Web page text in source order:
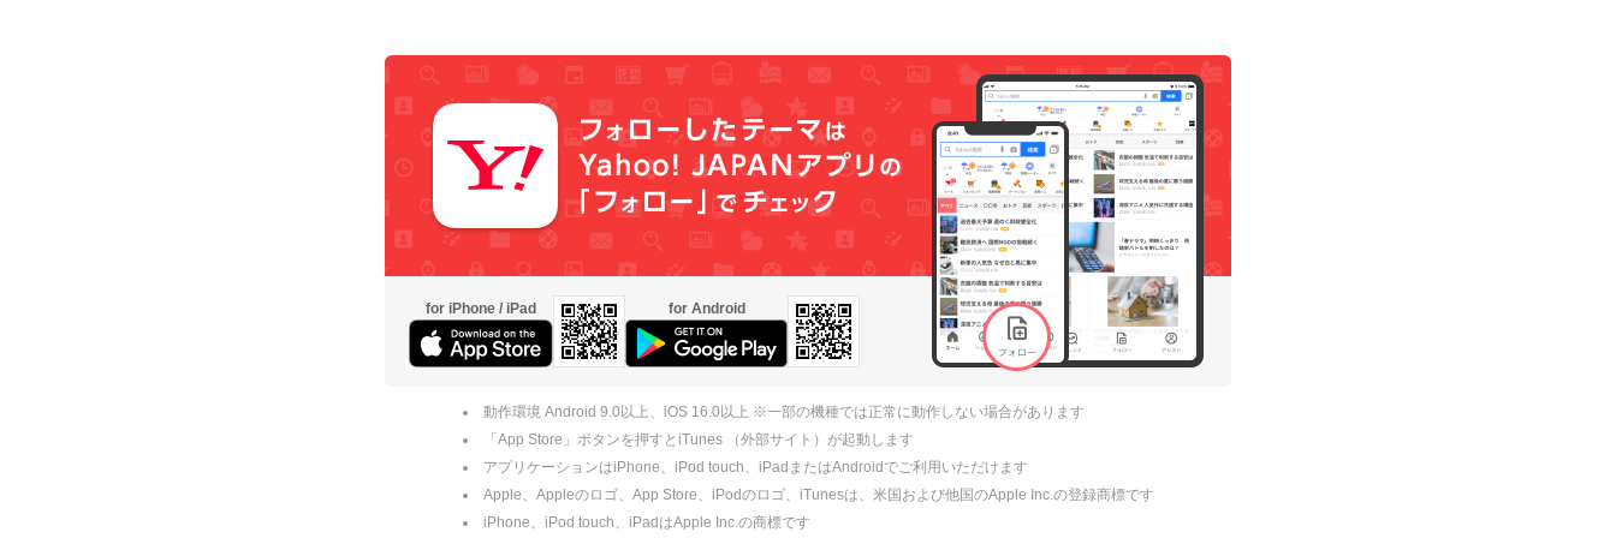
for iPhone / iPad for Android
動作環境 Android 9.0以上、iOS 16.0以上 ※一部の機種では正常に動作しない場合があります
「App Store」ボタンを押すとiTunes （外部サイト）が起動します
アプリケーションはiPhone、iPod touch、iPadまたはAndroidでご利用いただけます
Apple、Appleのロゴ、App Store、iPodのロゴ、iTunesは、米国および他国のApple Inc.の登録商標です
iPhone、iPod touch、iPadはApple Inc.の商標です